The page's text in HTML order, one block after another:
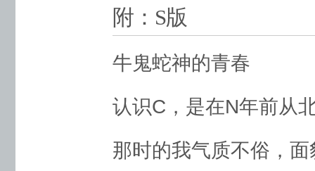
附：S版
牛鬼蛇神的青春
认识C，是在N年前从
那时的我气质不俗，